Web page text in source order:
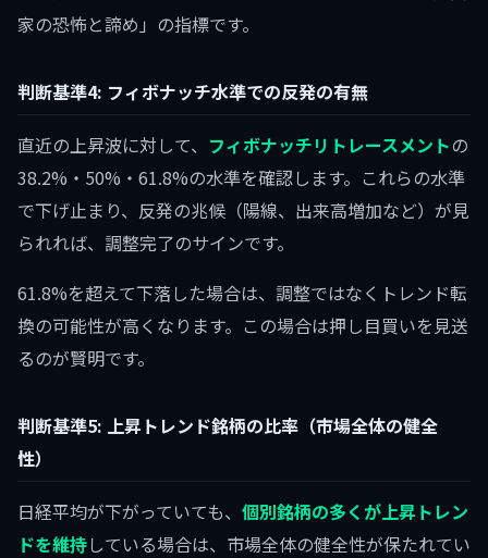
家の恐怖と諦め」の指標です。
判断基準4: フィボナッチ水準での反発の有無
直近の上昇波に対して、 フィボナッチリトレースメントの
38.2%・50%・61.8%の水準を確認します。これらの水準
で下げ止まり、反発の兆候（陽線、出来高増加など）が見
られれば、調整完了のサインです。
61.8%を超えて下落した場合は、調整ではなくトレンド転
換の可能性が高くなります。この場合は押し目買いを見送
るのが賢明です。
判断基準5: 上昇トレンド銘柄の比率（市場全体の健全
性）
日経平均が下がっていても、 個別銘柄の多くが上昇トレン
ドを維持している場合は、市場全体の健全性が保たれてい